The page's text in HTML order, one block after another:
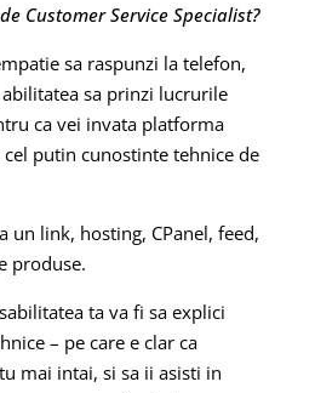
Customer Service Specialist?
sa raspunzi la telefon,
sa prinzi lucrurile
ca vei invata platforma
cel putin cunostinte tehnice de
un link, hosting, CPanel, feed,
produse.
ta va fi sa explici
– pe care e clar ca
mai intai, si sa ii asisti in